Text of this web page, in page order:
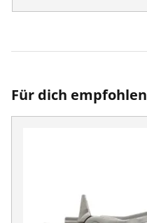
Für dich empfohlen